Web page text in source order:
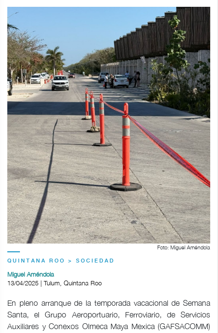
Foto: Miguel Améndola
QUINTANA ROO > SOCIEDAD
Miguel Améndola
13/04/2025 | Tulum, Quintana Roo
En pleno arranque de la temporada vacacional de Semana
Santa, el Grupo Aeroportuario, Ferroviario, de Servicios
Auxiliares y Conexos Olmeca Maya Mexica (GAFSACOMM)